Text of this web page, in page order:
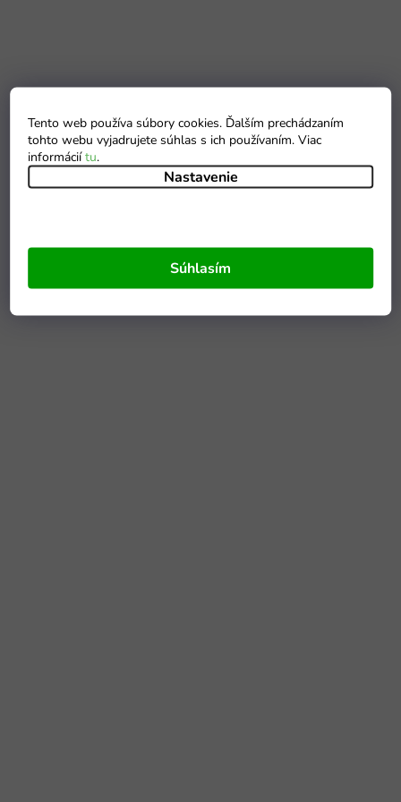
Tento web používa súbory cookies. Ďalším prechádzaním
tohto webu vyjadrujete súhlas s ich používaním. Viac
informáciítu.
Nastavenie
Súhlasím